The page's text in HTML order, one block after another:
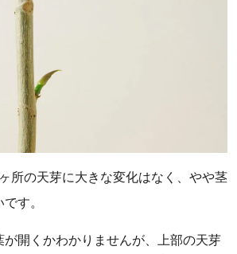
所の天芽に大きな変化はなく、やや茎
す。
が開くかわかりませんが、上部の天芽